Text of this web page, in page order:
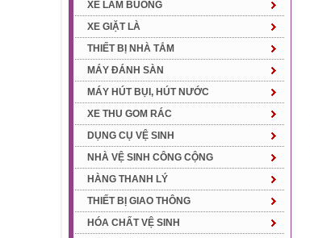
XE LÀM BUỒNG
XE GIẶT LÀ
THIẾT BỊ NHÀ TẮM
MÁY ĐÁNH SÀN
MÁY HÚT BỤI, HÚT NƯỚC
XE THU GOM RÁC
DỤNG CỤ VỆ SINH
NHÀ VỆ SINH CÔNG CỘNG
HÀNG THANH LÝ
THIẾT BỊ GIAO THÔNG
HÓA CHẤT VỆ SINH